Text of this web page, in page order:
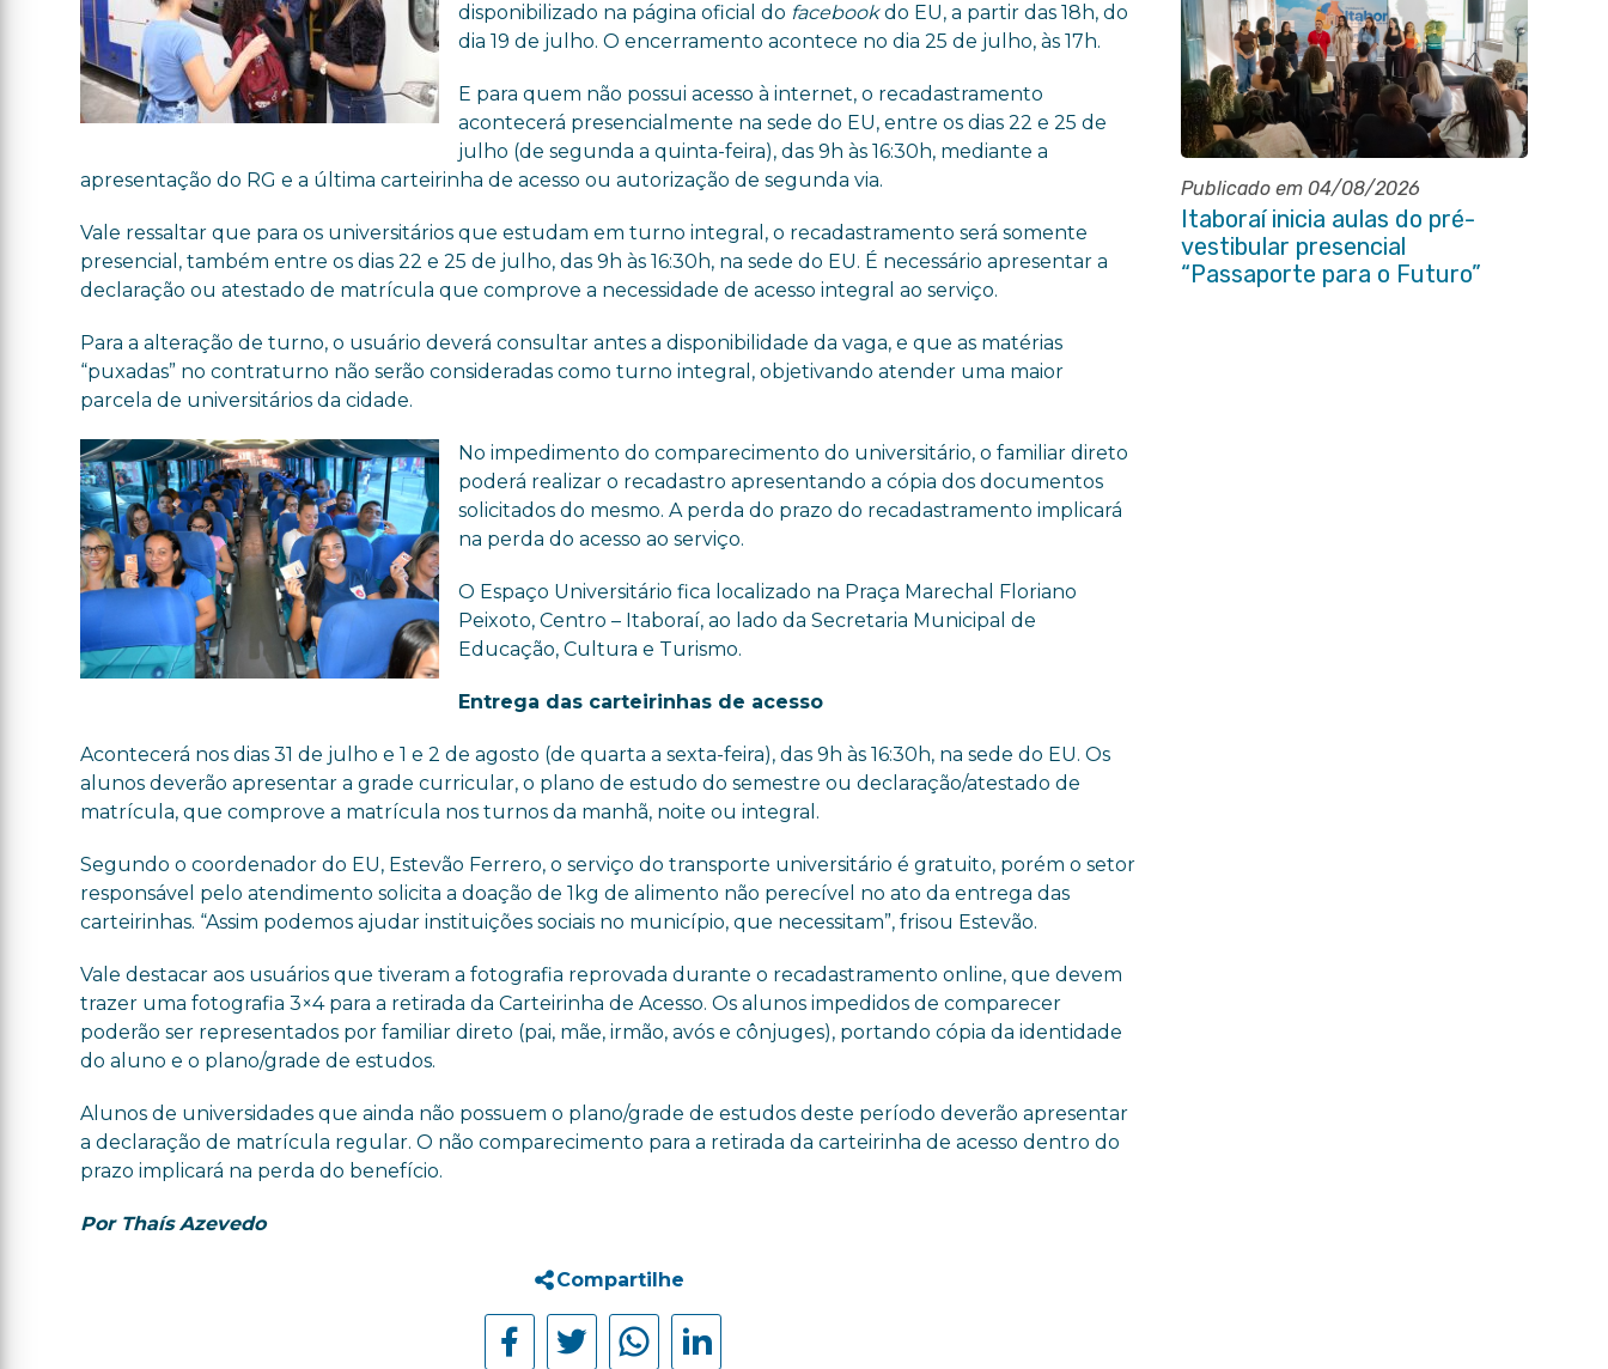
disponibilizado na página oficial do facebookdo EU, a partir das 18h, do
dia 19 de julho. O encerramento acontece no dia 25 de julho, às 17h.
E para quem não possui acesso à internet, o recadastramento
acontecerá presencialmente na sede do EU, entre os dias 22 e 25 de
julho (de segunda a quinta-feira), das 9h às 16:30h, mediante a
apresentação do RG e a última carteirinha de acesso ou autorização de segunda via.
Vale ressaltar que para os universitários que estudam em turno integral, o recadastramento será somente
presencial, também entre os dias 22 e 25 de julho, das 9h às 16:30h, na sede do EU. É necessário apresentar a
declaração ou atestado de matrícula que comprove a necessidade de acesso integral ao serviço.
Para a alteração de turno, o usuário deverá consultar antes a disponibilidade da vaga, e que as matérias
“puxadas” no contraturno não serão consideradas como turno integral, objetivando atender uma maior
parcela de universitários da cidade.
No impedimento do comparecimento do universitário, o familiar direto
poderá realizar o recadastro apresentando a cópia dos documentos
solicitados do mesmo. A perda do prazo do recadastramento implicará
na perda do acesso ao serviço.
O Espaço Universitário fica localizado na Praça Marechal Floriano
Peixoto, Centro – Itaboraí, ao lado da Secretaria Municipal de
Educação, Cultura e Turismo.
Entrega das carteirinhas de acesso
Acontecerá nos dias 31 de julho e 1 e 2 de agosto (de quarta a sexta-feira), das 9h às 16:30h, na sede do EU. Os
alunos deverão apresentar a grade curricular, o plano de estudo do semestre ou declaração/atestado de
matrícula, que comprove a matrícula nos turnos da manhã, noite ou integral.
Segundo o coordenador do EU, Estevão Ferrero, o serviço do transporte universitário é gratuito, porém o setor
responsável pelo atendimento solicita a doação de 1kg de alimento não perecível no ato da entrega das
carteirinhas. “Assim podemos ajudar instituições sociais no município, que necessitam”, frisou Estevão.
Vale destacar aos usuários que tiveram a fotografia reprovada durante o recadastramento online, que devem
trazer uma fotografia 3×4 para a retirada da Carteirinha de Acesso. Os alunos impedidos de comparecer
poderão ser representados por familiar direto (pai, mãe, irmão, avós e cônjuges), portando cópia da identidade
do aluno e o plano/grade de estudos.
Alunos de universidades que ainda não possuem o plano/grade de estudos deste período deverão apresentar
a declaração de matrícula regular. O não comparecimento para a retirada da carteirinha de acesso dentro do
prazo implicará na perda do benefício.
Por Thaís Azevedo
Compartilhe
Publicado em 04/08/2026
Itaboraí inicia aulas do pré-
vestibular presencial
“Passaporte para o Futuro”